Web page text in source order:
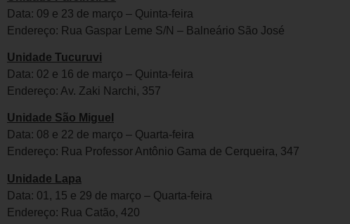
Data: 09 e 23 de março – Quinta-feira
Endereço: Rua Gaspar Leme S/N – Balneário São José
Unidade Tucuruvi
Data: 02 e 16 de março – Quinta-feira
Endereço: Av. Zaki Narchi, 357
Unidade São Miguel
Data: 08 e 22 de março – Quarta-feira
Endereço: Rua Professor Antônio Gama de Cerqueira, 347
Unidade Lapa
Data: 01, 15 e 29 de março – Quarta-feira
Endereço: Rua Catão, 420